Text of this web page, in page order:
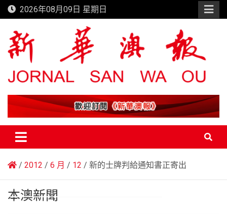
Skip
to
content
2026年08月09日 星期日
新華澳報
2012 6 月 12 新的士牌判給通知書正寄出
本澳新聞